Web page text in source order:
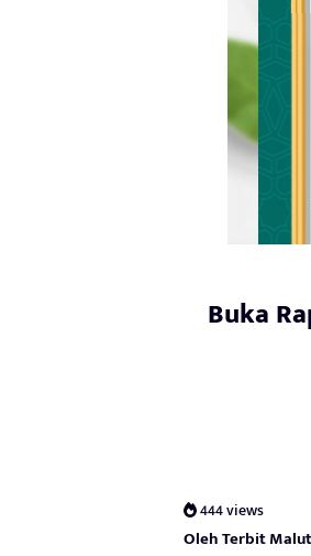
Buka
444 views
Oleh Terbit Malut